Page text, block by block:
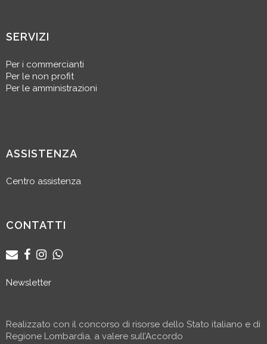
SERVIZI
Per i commercianti
Per le non profit
Per le amministrazioni
ASSISTENZA
Centro assistenza
CONTATTI
Newsletter
Realizzato con il concorso di risorse dello Stato italiano e di
Regione Lombardia, a valere sull’Accordo